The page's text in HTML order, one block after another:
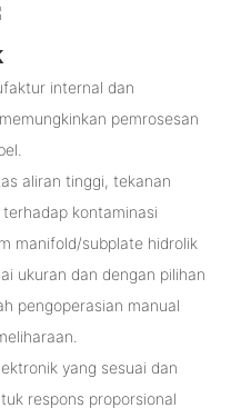
internal dan
pemrosesan
aliran tinggi, tekanan
kontaminasi
manifold/subplate hidrolik
ukuran dan dengan pilihan
pengoperasian manual
yang sesuai dan
respons proporsional